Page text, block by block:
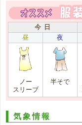
今 日
昼
夜
ノー
スリーブ
半そで
気象情報